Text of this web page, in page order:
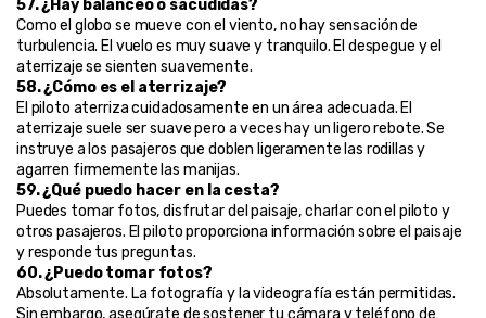
57. ¿Hay balanceo o sacudidas?
Como el globo se mueve con el viento, no hay sensación de
turbulencia. El vuelo es muy suave y tranquilo. El despegue y el
aterrizaje se sienten suavemente.
58. ¿Cómo es el aterrizaje?
El piloto aterriza cuidadosamente en un área adecuada. El
aterrizaje suele ser suave pero a veces hay un ligero rebote. Se
instruye a los pasajeros que doblen ligeramente las rodillas y
agarren firmemente las manijas.
59. ¿Qué puedo hacer en la cesta?
Puedes tomar fotos, disfrutar del paisaje, charlar con el piloto y
otros pasajeros. El piloto proporciona información sobre el paisaje
y responde tus preguntas.
60. ¿Puedo tomar fotos?
Absolutamente. La fotografía y la videografía están permitidas.
Sin embargo, asegúrate de sostener tu cámara y teléfono de